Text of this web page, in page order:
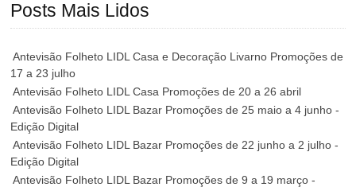
Posts Mais Lidos
Antevisão Folheto LIDL Casa e Decoração Livarno Promoções de
17 a 23 julho
Antevisão Folheto LIDL Casa Promoções de 20 a 26 abril
Antevisão Folheto LIDL Bazar Promoções de 25 maio a 4 junho -
Edição Digital
Antevisão Folheto LIDL Bazar Promoções de 22 junho a 2 julho -
Edição Digital
Antevisão Folheto LIDL Bazar Promoções de 9 a 19 março -